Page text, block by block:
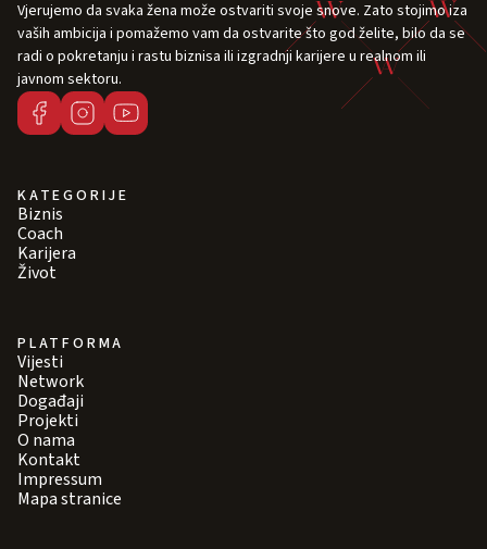
Vjerujemo da svaka žena može ostvariti svoje snove. Zato stojimo iza
vaših ambicija i pomažemo vam da ostvarite što god želite, bilo da se
radi o pokretanju i rastu biznisa ili izgradnji karijere u realnom ili
javnom sektoru.
KATEGORIJE
Biznis
Coach
Karijera
Život
PLATFORMA
Vijesti
Network
Događaji
Projekti
O nama
Kontakt
Impressum
Mapa stranice